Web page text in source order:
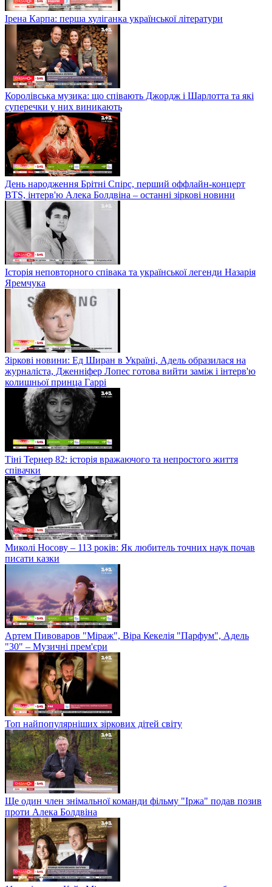
Ірена Карпа: перша хуліганка української літератури
Королівська музика: що співають Джордж і Шарлотта та які
суперечки у них виникають
День народження Брітні Спірс, перший оффлайн-концерт
BTS, інтерв'ю Алека Болдвіна – останні зіркові новини
Історія неповторного співака та української легенди Назарія
Яремчука
Зіркові новини: Ед Ширан в Україні, Адель образилася на
журналіста, Дженніфер Лопес готова вийти заміж і інтерв'ю
колишньої принца Гаррі
Тіні Тернер 82: історія вражаючого та непростого життя
співачки
Миколі Носову – 113 років: Як любитель точних наук почав
писати казки
Артем Пивоваров "Міраж", Віра Кекелія "Парфум", Адель
"30" – Музичні прем'єри
Топ найпопулярніших зіркових дітей світу
Ще один член знімальної команди фільму "Іржа" подав позив
проти Алека Болдвіна